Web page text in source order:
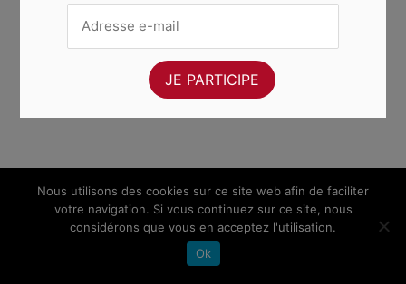
Nous utilisons des cookies sur ce site web afin de faciliter
votre navigation. Si vous continuez sur ce site, nous
considérons que vous en acceptez l'utilisation.
Ok